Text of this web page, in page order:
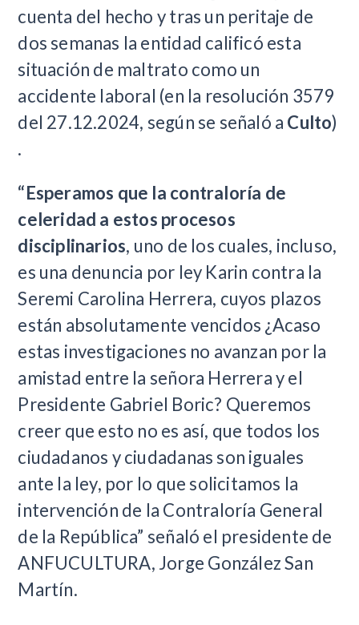
cuenta del hecho y tras un peritaje de
dos semanas la entidad calificó esta
situación de maltrato como un
accidente laboral (en la resolución 3579
del 27.12.2024, según se señaló a Culto)
.
“Esperamos que la contraloría de
celeridad a estos procesos
disciplinarios, uno de los cuales, incluso,
es una denuncia por ley Karin contra la
Seremi Carolina Herrera, cuyos plazos
están absolutamente vencidos ¿Acaso
estas investigaciones no avanzan por la
amistad entre la señora Herrera y el
Presidente Gabriel Boric? Queremos
creer que esto no es así, que todos los
ciudadanos y ciudadanas son iguales
ante la ley, por lo que solicitamos la
intervención de la Contraloría General
de la República” señaló el presidente de
ANFUCULTURA, Jorge González San
Martín.